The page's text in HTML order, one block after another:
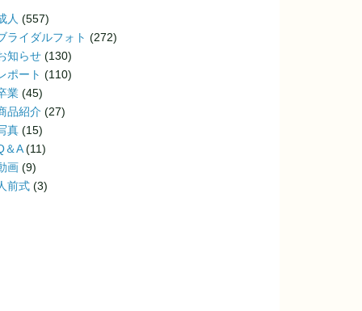
人 (557)
ライダルフォト (272)
知らせ (130)
ポート (110)
業 (45)
品紹介 (27)
真 (15)
＆A(11)
画 (9)
前式 (3)